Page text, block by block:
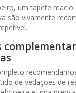
um tapete macio
são vivamente
de vedações de